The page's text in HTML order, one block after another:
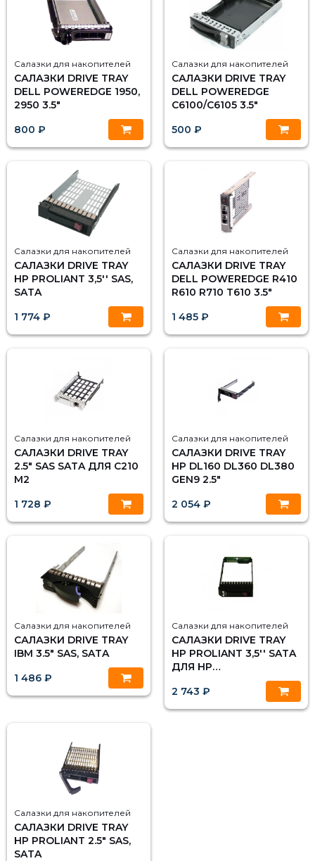
Салазки для накопителей
САЛАЗКИ DRIVE TRAY
DELL POWEREDGE 1950,
2950 3.5"
800 ₽
Салазки для накопителей
САЛАЗКИ DRIVE TRAY
DELL POWEREDGE
C6100/C6105 3.5"
500 ₽
Салазки для накопителей
САЛАЗКИ DRIVE TRAY
HP PROLIANT 3,5'' SAS,
SATA
1 774 ₽
Салазки для накопителей
САЛАЗКИ DRIVE TRAY
DELL POWEREDGE R410
R610 R710 T610 3.5"
1 485 ₽
Салазки для накопителей
САЛАЗКИ DRIVE TRAY
2.5" SAS SATA ДЛЯ C210
M2
1 728 ₽
Салазки для накопителей
САЛАЗКИ DRIVE TRAY
HP DL160 DL360 DL380
GEN9 2.5"
2 054 ₽
Салазки для накопителей
САЛАЗКИ DRIVE TRAY
IBM 3.5" SAS, SATA
1 486 ₽
Салазки для накопителей
САЛАЗКИ DRIVE TRAY
HP PROLIANT 3,5'' SATA
ДЛЯ HP
STORAGEWORKS 2012I
2 743 ₽
Салазки для накопителей
САЛАЗКИ DRIVE TRAY
HP PROLIANT 2.5" SAS,
SATA